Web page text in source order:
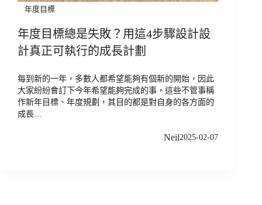
年度目標
年度目標總是失敗？用這4步驟設計設
計真正可執行的成長計劃
每到新的一年，多數人都希望能夠有個新的開始，因此
大家紛紛會訂下今年希望能夠完成的事，這些不管事稱
作新年目標、年度規劃，其目的都是對自身的各方面的
成長…
Neil2025-02-07